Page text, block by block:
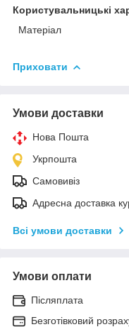
Користувальницькі
Матеріал
Приховати
Умови доставки
Нова Пошта
Укрпошта
Самовивіз
Адресна доставка
Всі умови доставки
Умови оплати
Післяплата
Безготівковий